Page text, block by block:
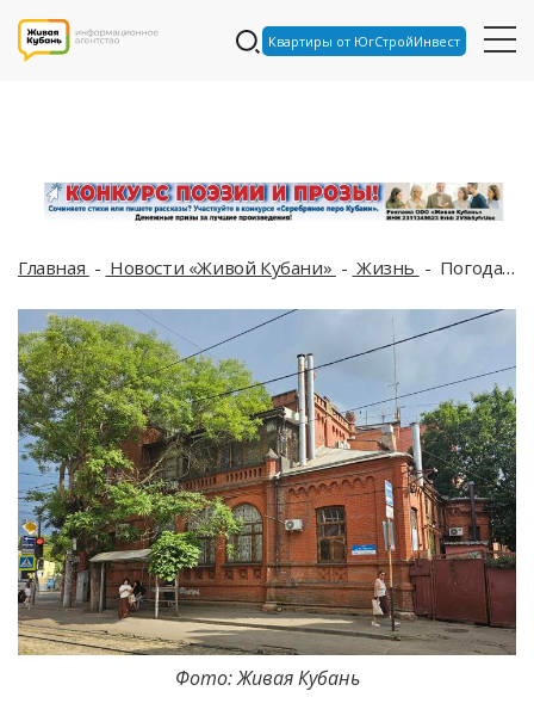
Квартиры от ЮгСтройИнвест
Главная Новости «Живой Кубани» Жизнь Погода на неделю с 21 по 27 июля на Кубани
Фото: Живая Кубань